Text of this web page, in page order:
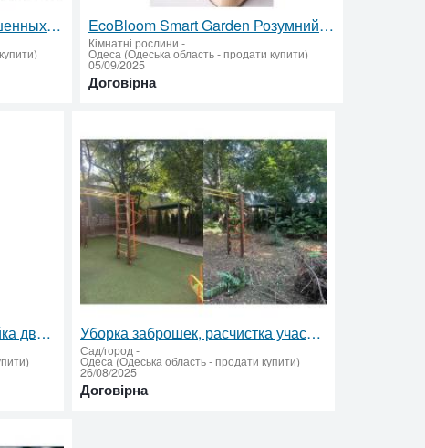
Уборка и расчистка заброшенных участков в Одессе — полный комплекс услуг EcoBloom Smart Garden Розумний сад вдома
Кімнатні рослини -
Одеса (Одеська область - продати купити)
05/09/2025
Договірна
Мытье плитки керхером мойка двора. Уборка заброшек, расчистка участков быстро аккуратно
Сад/город -
Одеса (Одеська область - продати купити)
26/08/2025
Договірна